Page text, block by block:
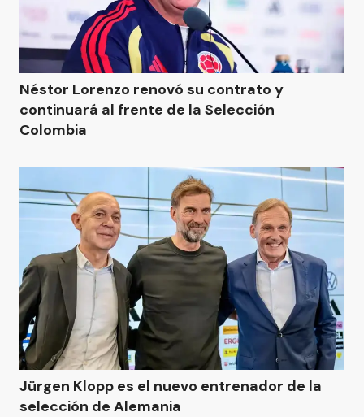
Néstor Lorenzo renovó su contrato y
continuará al frente de la Selección
Colombia
Jürgen Klopp es el nuevo entrenador de la
selección de Alemania